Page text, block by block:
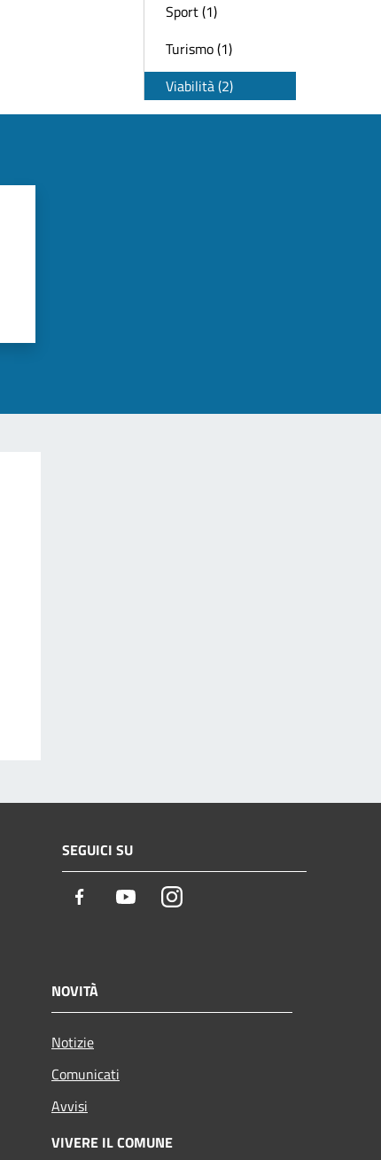
Sport (1)
Turismo (1)
Viabilità (2)
SEGUICI SU
Facebook YoutubeInstagram
NOVITÀ
Notizie
Comunicati
Avvisi
VIVERE IL COMUNE